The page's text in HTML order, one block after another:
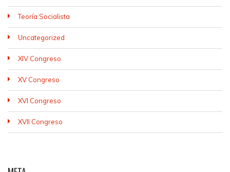
Teoría Socialista
Uncategorized
XIV Congreso
XV Congreso
XVI Congreso
XVII Congreso